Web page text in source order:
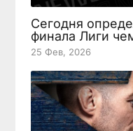
Сегодня
финала Лиги
25 Фев, 2026